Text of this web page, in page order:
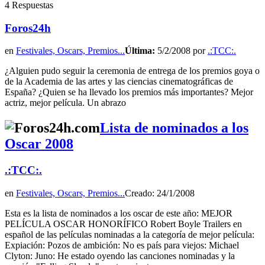
4 Respuestas
Foros24h
en Festivales, Oscars, Premios...Última: 5/2/2008 por .:TCC:.
¿Alguien pudo seguir la ceremonia de entrega de los premios goya o
de la Academia de las artes y las ciencias cinematográficas de
España? ¿Quien se ha llevado los premios más importantes? Mejor
actriz, mejor película. Un abrazo
Lista de nominados a los
Oscar 2008
.:TCC:.
en Festivales, Oscars, Premios...Creado: 24/1/2008
Esta es la lista de nominados a los oscar de este año: MEJOR
PELÍCULA OSCAR HONORÍFICO Robert Boyle Trailers en
español de las películas nominadas a la categoría de mejor película:
Expiación: Pozos de ambición: No es país para viejos: Michael
Clyton: Juno: He estado oyendo las canciones nominadas y la